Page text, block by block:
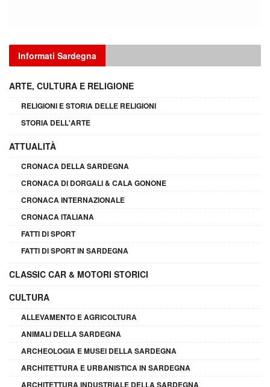
Informati Sardegna
ARTE, CULTURA E RELIGIONE
RELIGIONI E STORIA DELLE RELIGIONI
STORIA DELL'ARTE
ATTUALITÀ
CRONACA DELLA SARDEGNA
CRONACA DI DORGALI & CALA GONONE
CRONACA INTERNAZIONALE
CRONACA ITALIANA
FATTI DI SPORT
FATTI DI SPORT IN SARDEGNA
CLASSIC CAR & MOTORI STORICI
CULTURA
ALLEVAMENTO E AGRICOLTURA
ANIMALI DELLA SARDEGNA
ARCHEOLOGIA E MUSEI DELLA SARDEGNA
ARCHITETTURA E URBANISTICA IN SARDEGNA
ARCHITETTURA INDUSTRIALE DELLA SARDEGNA